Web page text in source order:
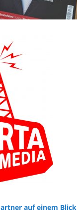
auf einem Blick